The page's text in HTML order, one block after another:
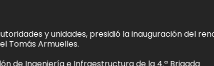
y unidades, presidió la inauguración del
Tomás Armuelles.